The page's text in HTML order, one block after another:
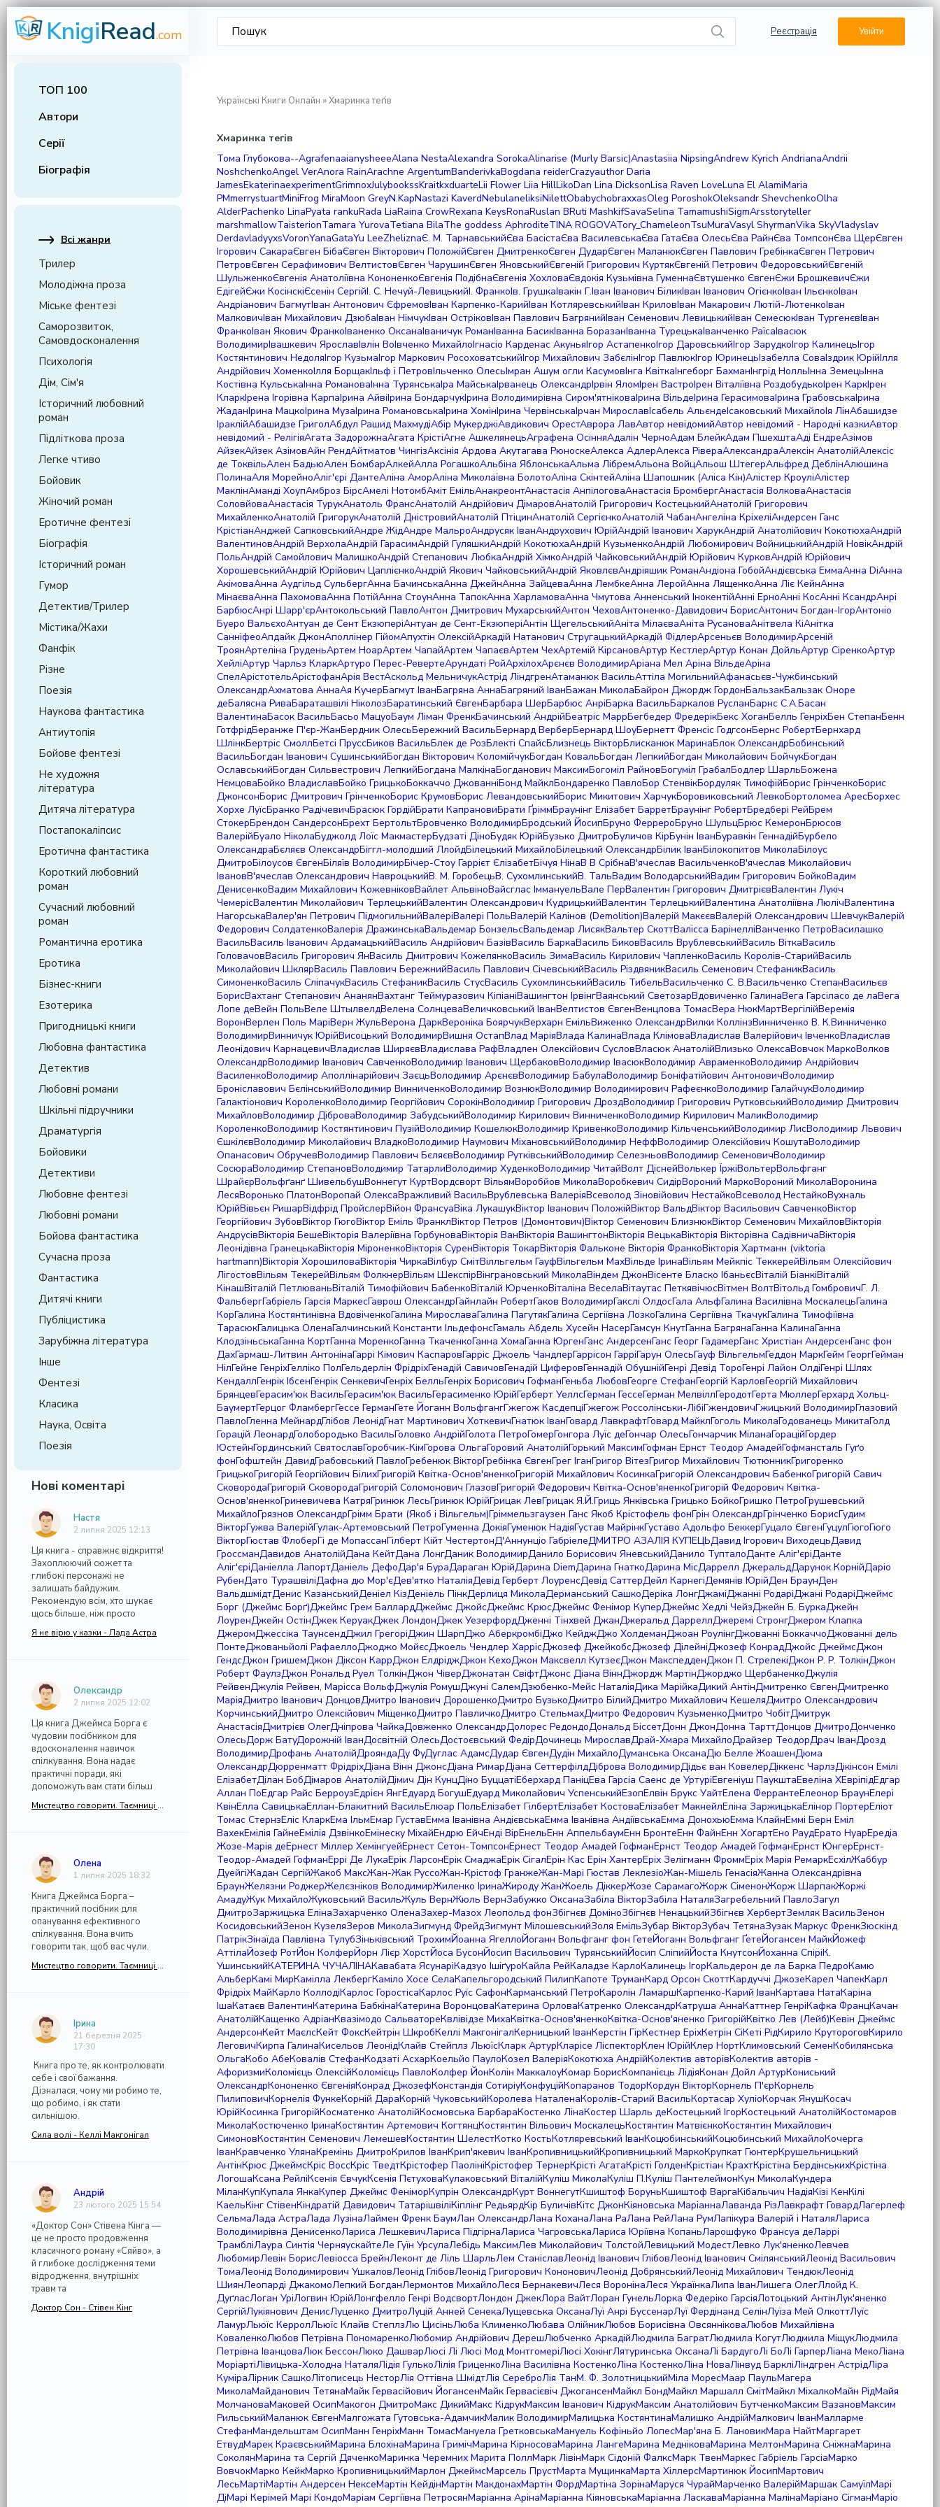
KnigiRead.com Реєстрація Увійти
ТОП 100
Автори
Серії
Біографія
Всі жанри
Трилер
Молодіжна проза
Міське фентезі
Саморозвиток,
Самовдосконалення
Психологія
Дім, Сім'я
Історичний любовний
роман
Підліткова проза
Легке чтиво
Бойовик
Жіночий роман
Еротичне фентезі
Біографія
Історичний роман
Гумор
Детектив/Трилер
Містика/Жахи
Фанфік
Різне
Поезія
Наукова фантастика
Антиутопія
Бойове фентезі
Не художня
література
Дитяча література
Постапокаліпсис
Еротична фантастика
Короткий любовний
роман
Сучасний любовний
роман
Романтична еротика
Еротика
Бізнес-книги
Езотерика
Пригодницькі книги
Любовна фантастика
Детектив
Любовні романи
Шкільні підручники
Драматургія
Бойовики
Детективи
Любовне фентезі
Любовні романи
Бойова фантастика
Сучасна проза
Фантастика
Дитячі книги
Публіцистика
Зарубіжна література
Інше
Фентезі
Класика
Наука, Освіта
Поезія
Нові коментарі
Настя
2 липня 2025 12:13
Ця книга - справжнє відкриття!
Захоплюючий сюжет та
глибокі персонажі не
залишать байдужим.
Рекомендую всім, хто шукає
щось більше, ніж просто
Я не вірю у казки - Лада Астра
Олександр
2 липня 2025 12:02
Ця книга Джеймса Борга є
чудовим посібником для
вдосконалення навичок
спілкування. Вона надає
практичні поради, які
допоможуть вам стати більш
Мистецтво говорити. Таємниці ефективного спілкування - Джеймс Борг (Джеймс Борґ)
Олена
1 липня 2025 18:32
Книга Джеймса Борга –
практичний посібник для
опанування ефективного
спілкування. Вона вчить
говорити так, щоб вас чули.
Мистецтво говорити. Таємниці ефективного спілкування - Джеймс Борг (Джеймс Борґ)
Ірина
21 березня 2025
17:30
Книга про те, як контролювати
себе і свої бажання.
Дізналася, чому ми робимо те,
що робимо, і як стати
сильнішою.
Сила волі - Келлі Макгонігал
Андрій
23 лютого 2025 15:54
«Доктор Сон» Стівена Кінга —
це не просто продовження
класичного роману «Сяйво», а
й глибоке дослідження теми
відродження, внутрішніх
травм та
Доктор Сон - Стівен Кінг
Українські Книги Онлайн » Хмаринка теґів
Хмаринка тегів
Тома Глубокова--AgrafenaaianysheeeAlana NestaAlexandra SorokaAlinarise (Murly Barsic)Anastasiia NipsingAndrew Kyrich AndrianaAndrii
NoshchenkoAngel VerAnora RainArachne ArgentumBanderivkaBogdana reiderCrazyauthor Daria
JamesEkaterinaexperimentGrimnoxJulybookssKraitkxduarteLii Flower Liia HillLikoDan Lina DicksonLisa Raven LoveLuna El AlamiMaria
PMmerrystuartMiniFrog MiraMoon GreyN.KapNastazi KaverdNebulaneliksiNilettObabychobraxxasOleg PoroshokOleksandr ShevchenkoOlha
AlderPachenko LinaPyata rankuRada LiaRaina CrowRexana KeysRonaRuslan BRuti MashkifSavaSelina TamamushiSigmArsstoryteller
marshmallowTaisterionTamara YurovaTetiana BilaThe goddess AphroditeTINA ROGOVATory_ChameleonTsuMuraVasyl ShyrmanVika SkyVladyslav
DerdavladyyxsVoronYanaGataYu LeeZheliznaЄ. М. ТарнавськийЄва БасістаЄва ВасилевськаЄва ГатаЄва ОлесьЄва РайнЄва ТомпсонЄва ЩерЄвген
Ігорович СакараЄвген БібаЄвген Вікторович ПоложійЄвген ДмитренкоЄвген ДударЄвген МаланюкЄвген Павлович ГребінкаЄвген Петрович
ПетровЄвген Серафимович ВелтистовЄвген ЧарушинЄвген ЯновськийЄвгеній Григорович КуртякЄвгеній Петрович ФедоровськийЄвгеній
ШульженкоЄвгенія Анатоліївна КононенкоЄвгенія ПодібнаЄвгенія ХохловаЄвдокія Кузьмівна ГуменнаЄвтушенко ЄвгенЄжи БрошкевичЄжи
ЕдігейЄжи КосінскіЄсенін СергійІ. С. Нечуй-ЛевицькийІ. ФранкоІв. ГрушкаІвакін Г.Іван Іванович БіликІван Іванович ОгієнкоІван ІльєнкоІван
Андріанович БагмутІван Антонович ЄфремовІван Карпенко-КарийІван КотляревськийІван КриловІван Макарович Лютій-ЛютенкоІван
МалковичІван Михайлович ДзюбаІван НімчукІван ОстріковІван Павлович БагрянийІван Семенович ЛевицькийІван СемесюкІван ТургенєвІван
ФранкоІван Якович ФранкоІваненко ОксанаІваничук РоманІванна БасикІванна БоразанІванна ТурецькаІванченко РаїсаІвасюк
ВолодимирІвашкевич ЯрославІвлін ВоІвченко МихайлоІгнасіо Карденас АкуньяІгор АстапенкоІгор ДаровськийІгор ЗарудкоІгор КалинецьІгор
Костянтинович НедоляІгор КузьмаІгор Маркович РосоховатськийІгор Михайлович ЗабєлінІгор ПавлюкІгор ЮринецьІзабелла СоваІздрик ЮрійІлля
Андрійович ХоменкоІлля БорщакІльф і ПетровІльченко ОлесьІмран Ашум огли КасумовІнга КвіткаІнгеборг БахманІнгрід НолльІнна ЗемецьІнна
Костівна КульськаІнна РомановаІнна ТурянськаІра МайськаІрванець ОлександрІрвін ЯломІрен ВастроІрен Віталіївна РоздобудькоІрен КаркІрен
КларкІрена Ігорівна КарпаІрина АйвіІрина БондарчукІрина Володимирівна Сиром'ятніковаІрина ВільдеІрина ГерасимоваІрина ГрабовськаІрина
ЖаданІрина МацкоІрина МузаІрина РомановськаІрина ХомінІрина ЧервінськаІрчан МирославІсабель АльєндеІсаковський МихайлоІя ЛінАбашидзе
ІраклійАбашидзе ГриголАбдул Рашид МахмудіАбір МукерджіАвдикович ОрестАврора ЛавАвтор невідомийАвтор невідомий - Народні казкиАвтор
невідомий - РелігіяАгата ЗадорожнаАгата КрістіАгне АшкелянецьАграфена ОсінняАдалін ЧерноАдам БлейкАдам ПшехштаАді ЕндреАзімов
АйзекАйзек АзімовАйн РендАйтматов ЧингізАксінія Ардова Акутагава РюноскеАлекса АдлерАлекса РівераАлександраАлексін АнатолійАлексіс
де ТоквільАлен БадьюАлен БомбарАлкейАлла РогашкоАльбіна ЯблонськаАльма ЛібремАльона ВойцАльош ШтегерАльфред ДеблінАлюшина
ПолинаАля МорейноАліг'єрі ДантеАліна АморАліна Миколаївна БолотоАліна СкінтейАліна Шапошник (Аліса Кін)Алістер КроуліАлістер
МаклінАманді ХоупАмброз БірсАмелі НотомбАміт ЕмільАнакреонтАнастасія АнпілоговаАнастасія БромбергАнастасія ВолковаАнастасія
СоловйоваАнастасія ТурукАнатоль ФрансАнатолій Андрійович ДімаровАнатолій Григорович КостецькийАнатолій Григорович
МихайленкоАнатолій ГригорукАнатолій ДністровийАнатолій ПтіцинАнатолій СергієнкоАнатолій ЧабанАнгеліна КріхеліАндерсен Ганс
КрістіанАнджей СапковськийАндре ЖідАндре МальроАндрусяк ІванАндрухович ЮрійАндрій Іванович ХарукАндрій Анатолійович КокотюхаАндрій
ВалентиновАндрій ВерхолаАндрій ГарасимАндрій ГуляшкиАндрій КокотюхаАндрій КузьменкоАндрій Любомирович ВойницькийАндрій НовікАндрій
ПольАндрій Самойлович МалишкоАндрій Степанович ЛюбкаАндрій ХімкоАндрій ЧайковськийАндрій Юрійович КурковАндрій Юрійович
ХорошевськийАндрій Юрійович ЦаплієнкоАндрій Якович ЧайковськийАндрій ЯковлєвАндріяшик РоманАндіона ГобойАндієвська ЕммаАнна DiАнна
АкімоваАнна Аудгільд СульбергАнна БачинськаАнна ДжейнАнна ЗайцеваАнна ЛембкеАнна ЛеройАнна ЛященкоАнна Ліє КейнАнна
МінаєваАнна ПахомоваАнна ПотійАнна СтоунАнна ТапокАнна ХарламоваАнна Чмутова Анненський ІнокентійАнні ЕрноАнні КосАнні КсандрАнрі
БарбюсАнрі Шарр'єрАнтокольський ПавлоАнтон Дмитрович МухарськийАнтон ЧеховАнтоненко-Давидович БорисАнтонич Богдан-ІгорАнтоніо
Буеро ВальєхоАнтуан де Сент ЕкзюперіАнтуан де Сент-ЕкзюперіАнтін ЩегельськийАніта МілаєваАніта РусановаАнітвела КіАнітка
СанніфеоАпдайк ДжонАполлінер ГійомАпухтін ОлексійАркадій Натанович СтругацькийАркадій ФідлерАрсеньєв ВолодимирАрсеній
ТроянАртеліна ГруденьАртем НоарАртем ЧапайАртем ЧапаєвАртем ЧехАртемiй КiрсановАртур КестлерАртур Конан ДойльАртур СіренкоАртур
ХейліАртур Чарльз КларкАртуро Перес-РевертеАрундаті РойАрхілохАрєнєв ВолодимирАріана Мел Аріна ВільдеАріна
СпелАрістотельАрістофанАрія ВестАскольд МельничукАстрід ЛіндгренАтаманюк ВасильАттіла МогильнийАфанасьєв-Чужбинський
ОлександрАхматова АннаАя КучерБагмут ІванБагряна АннаБагряний ІванБажан МиколаБайрон Джордж ГордонБальзакБальзак Оноре
деБалясна РиваБараташвілі НіколозБаратинський ЄвгенБарбара ШерБарбюс АнріБарка ВасильБаркалов РусланБарнс С.А.Басан
ВалентинаБасок ВасильБасьо МацуоБаум Ліман ФренкБачинський АндрійБеатріс МаррБегбедер ФредерікБекс ХоганБелль ГенріхБен СтепанБенн
ГотфрідБеранже П'єр-ЖанБердник ОлесьБережний ВасильБернард ВерберБернард ШоуБернетт Френсіс ГодгсонБернс РобертБернхард
ШлінкБертріс СмоллБетсі ПруссБиков ВасильБлек де РозБлекті СпайсБлизнець ВікторБлисканюк МаринаБлок ОлександрБобинський
ВасильБогдан Іванович СушинськийБогдан Вікторович КоломійчукБогдан КовальБогдан ЛепкийБогдан Миколайович БойчукБогдан
ОславськийБогдан Сильвестрович ЛепкийБогдана МалкінаБогданович МаксимБогоміл РайновБогуміл ГрабалБодлер ШарльБожена
НємцоваБойко ВладиславБойко ГрицькоБоккаччо ДжованніБонд МайклБондаренко ПавлоБор СтенвікБордуляк ТимофійБорис ГрінченкоБорис
ДжонсонБорис Дмитрович ГрінченкоБорис КрумовБорис ЛевандовськийБорис Микитович ХарчукБоровиковський ЛевкоБортоломеа АресБорхес
Хорхе ЛуїсБранко РадічевичБрасюк ГордійБрати КапрановиБрати ҐріммБраунінг Елізабет БарретБраунінг РобертБредбері РейБрем
СтокерБрендон СандерсонБрехт БертольтБровченко ВолодимирБродський ЙосипБруно ФеррероБруно ШульцБрюс КемеронБрюсов
ВалерійБуало НіколаБуджолд Лоїс МакмастерБудзаті ДіноБудяк ЮрійБузько ДмитроБуличов КірБунін ІванБуравкін ГеннадійБурбело
ОлександраБєляєв ОлександрБіггл-молодший ЛлойдБілецький МихайлоБілецький ОлександрБілик ІванБілокопитов МиколаБілоус
ДмитроБілоусов ЄвгенБіляїв ВолодимирБічер-Стоу Гаррієт ЄлізабетБічуя НінаВ В СрібнаВ'ячеслав ВасильченкоВ'ячеслав Миколайович
ІвановВ'ячеслав Олександрович НавроцькийВ. М. ГоробецьВ. СухомлинськийВ. ТальВадим ВолодарськийВадим Григорович БойкоВадим
ДенисенкоВадим Михайлович КожевніковВайлет АльвіноВайсглас ІммануельВале ПерВалентин Григорович ДмитрієвВалентин Лукіч
ЧемерісВалентин Миколайович ТерлецькийВалентин Олександрович КудрицькийВалентин ТерлецькийВалентина Анатоліївна ЛюлічВалентина
НагорськаВалер'ян Петрович ПідмогильнийВалеріВалері ПольВалерій Калінов (Demolition)Валерій МакєєвВалерій Олександрович ШевчукВалерій
Федорович СолдатенкоВалерія ДражинськаВальдемар БонзельсВальдемар ЛисякВальтер СкоттВалісса БарінелліВанченко ПетроВасилашко
ВасильВасиль Іванович АрдамацькийВасиль Андрійович БазівВасиль БаркаВасиль БиковВасиль ВрублевськийВасиль ВіткаВасиль
ГоловачовВасиль Григорович ЯнВасиль Дмитрович КожелянкоВасиль ЗимаВасиль Кирилович ЧапленкоВасиль Королів-СтарийВасиль
Миколайович ШклярВасиль Павлович БережнийВасиль Павлович СічевськийВасиль РіздвяникВасиль Семенович СтефаникВасиль
СимоненкоВасиль СліпачукВасиль СтефаникВасиль СтусВасиль СухомлинськийВасиль ТибельВасильченко С. В.Васильченко СтепанВасильєв
БорисВахтанг Степанович АнанянВахтанг Теймуразович КіпіаніВашингтон ІрвінгВаянський СветозарВдовиченко ГалинаВега Гарсіласо де лаВега
Лопе деВейн ПольВеле ШтылвелдВелена СолнцеваВеличковський ІванВелтистов ЄвгенВенцлова ТомасВера НюкМартВергілійВеремія
ВоронВерлен Поль МаріВерн ЖульВерона ДаркВероніка БоярчукВерхарн ЕмільВиженко ОлександрВилки КоллінзВинниченко В. К.Винниченко
ВолодимирВинничук ЮрійВисоцький ВолодимирВишня ОстапВлад МаріяВлада КалинаВлада КлімоваВладислав Валерійович ІвченкоВладислав
Леонідович КарнацевичВладислав ШиряєвВладислава РафВладлен Олексійович СусловВласюк АнатолійВлизько ОлексаВовчок МаркоВолков
ОлександрВолодимир Іванович СавченкоВолодимир Іванович ЩербаковВолодимир ІвасюкВолодимир АвраменкоВолодимир Андрійович
ВасиленкоВолодимир Аполлінарійович ЗаєцьВолодимир АрєнєвВолодимир БабулаВолодимир Боніфатійович АнтоновичВолодимир
Броніславович БєлінськийВолодимир ВинниченкоВолодимир ВознюкВолодимир Володимирович РафеєнкоВолодимир ГалайчукВолодимир
Галактіонович КороленкоВолодимир Георгійович СорокінВолодимир Григорович ДроздВолодимир Григорович РутковськийВолодимир Дмитрович
МихайловВолодимир ДіброваВолодимир ЗабудськийВолодимир Кирилович ВинниченкоВолодимир Кирилович МаликВолодимир
КороленкоВолодимир Костянтинович ПузійВолодимир КошелюкВолодимир КривенкоВолодимир КільченськийВолодимир ЛисВолодимир Львович
ЄшкілєвВолодимир Миколайович ВладкоВолодимир Наумович МіхановськийВолодимир НеффВолодимир Олексійович КошутаВолодимир
Опанасович ОбручевВолодимир Павлович БєляєвВолодимир РутківськийВолодимир СелезньовВолодимир СеменовичВолодимир
СосюраВолодимир СтепановВолодимир ТатарлиВолодимир ХуденкоВолодимир ЧитайВолт ДіснейВолькер ЇржіВольтерВольфганг
ШрайєрВольфґанґ ШивельбушВоннегут КуртВордсворт ВільямВоробйов МиколаВоробкевич СидірВороний МаркоВороний МиколаВоронина
ЛесяВоронько ПлатонВоропай ОлексаВражливий ВасильВрублевська ВалеріяВсеволод Зіновійович НестайкоВсеволод НестайкоВухналь
ЮрійВівьєн РишарВідфрід ПройслерВійон ФрансуаВіка ЛукашукВіктор Іванович ПоложійВіктор ВальдВіктор Васильович СавченкоВіктор
Георгійович ЗубовВіктор ГюгоВіктор Еміль ФранклВіктор Петров (Домонтович)Віктор Семенович БлизнюкВіктор Семенович МихайловВікторія
АндрусівВікторія БешеВікторія Валеріївна ГорбуноваВікторія ВанВікторія ВашингтонВікторія ВецькаВікторія Вікторівна СадівничаВікторія
Леонідівна ГранецькаВікторія МіроненкоВікторія СуренВікторія ТокарВікторія Фальконе Вікторія ФранкоВікторія Хартманн (viktoria
hartmann)Вікторія ХорошиловаВікторія ЧиркаВілбур СмітВілльгельм ГауфВільгельм МахВільде ІринаВільям Мейкпіс ТеккерейВільям Олексійович
ЛігостовВільям ТекерейВільям ФолкнерВільям ШекспірВінграновський МиколаВіндем ДжонВісенте Бласко ІбаньєсВіталій БіанкіВіталій
КінашВіталій ПетлюваньВіталій Тимофійович БабенкоВіталій ЮрченкоВіталіна ВеселаВітаутас ПеткявічюсВітмен ВолтВітольд ГомбровичГ. Л.
ФальбергГабріель Гарсія МаркесГаврош ОлександрГайнлайн РобертГаков ВолодимирГакслі ОлдосГала АльфГалина Василівна МоскалецьГалина
КорГалина Костянтинівна ВдовіченкоГалина МирославаГалина ПагутякГалина Сергіївна ЛозкоГалина Сергіївна ТкачукГалина Тимофіївна
ТарасюкГалицька ОленаГалчинський Константи ІльдефонсГамаль Абдель Хусейн НасерГамсун КнутГанна БагрянаГанна КалинаГанна
КлодзіньськаГанна КортГанна МоренкоГанна ТкаченкоГанна ХомаГанна ЮргенГанс АндерсенГанс Георг ГадамерГанс Христіан АндерсенГанс фон
ДахГармаш-Литвин АнтонінаГаррі Кімович КаспаровГарріс Джоель ЧандлерГаррісон ГарріГарун ОлесьГауф ВільгельмГеддон МаркГейм ГеоргГейман
НілГейне ГенріхГелліко ПолГельдерлін ФрідріхГенадій СавичовГенадій ЦиферовГеннадій ОбушнійГенрі Девід ТороГенрі Лайон ОлдіГенрі Шлях
КендаллГенрік ІбсенГенрік СенкевичГенріх БелльГенріх Борисович ГофманГеньба ЛюбовГеорге СтефанГеоргій КарловГеоргій Михайлович
БрянцевГерасим'юк ВасильГерасим'юк ВасильГерасименко ЮрійГерберт УеллсГерман ГессеГерман МелвіллГеродотГерта МюллерГерхард Хольц-
БаумертГерцог ФламбергГессе ГерманГете Йоганн ВольфгангГжегож КасдепціГжегож Россолінськи-ЛібіГжендовичГжицький ВолодимирГлазовий
ПавлоГленна МейнардГлібов ЛеонідГнат Мартинович ХоткевичГнатюк ІванГовард ЛавкрафтГовард МайклГоголь МиколаГодованець МикитаГолд
Горацій ЛеонардГолобородько ВасильГоловко АндрійГолота ПетроГомерГонгора Луїс деГончар ОлесьГончарчик МіланаГораційГордер
ЮстейнГординський СвятославГоробчик-КімГорова ОльгаГоровий АнатолійГорький МаксимГофман Ернст Теодор АмадейГофмансталь Гуґо
фонГофштейн ДавидГрабовський ПавлоГребенюк ВікторГребінка ЄвгенГрег ІганГригор ВітезГригор Михайлович ТютюнникГригоренко
ГрицькоГригорій Георгійович БілихГригорій Квітка-Основ'яненкоГригорій Михайлович КосинкаГригорій Олександрович БабенкоГригорій Савич
СковородаГригорій СковородаГригорій Соломонович ГлазовГригорій Федорович Квітка-Основ'яненкоГригорій Федорович Квітка-
Основ'яненкоГриневичева КатряГринюк ЛесьГринюк ЮрійГрицак ЛевГрицак Я.Й.Гриць Янківська Грицько БойкоГришко ПетроГрушевський
МихайлоГрязнов ОлександрГрімм Брати (Якоб і Вільгельм)Гріммельзгаузен Ганс Якоб Крістофель фонГрін ОлександрГрінченко БорисГудим
ВікторГужва ВалерійГулак-Артемовський ПетроГуменна ДокіяГуменюк НадіяГустав МайрінкГуставо Адольфо БеккерГуцало ЄвгенГуцулГюгоГюго
ВікторГюстав ФлоберГі де МопассанГілберт Кійт ЧестертонД'Аннунціо ГабріелеДМИТРО АЗАЛІЯ КУПЕЦЬДавид Ігорович ВиходецьДавид
ГроссманДавидов АнатолійДана КейтДана ЛонгДаник ВолодимирДанило Борисович ЯневськийДанило ТупталоДанте Аліг'єріДанте
Аліг'єріДаніелла ЛапортДаніель ДефоДар'я БураДараган ЮрійДарина DiemДарина ГнаткоДарина МісДаррелл ДжеральдДарунок КорнійДаріо
РубенДато ТурашвіліДафна дю Мор'єДев'ятко НаталіяДевід Герберт ЛоуренсДевід СаттерДейл КарнегіДемянів ЮрійДен БраунДен
ВальдшмідтДенис КазанськийДеніел КізДеніель ПінкДерлиця МиколаДерманський СашкоДеріка ЛонгДжаміДжанні РодаріДжані РодаріДжеймс
Борг (Джеймс Борґ)Джеймс Грем БаллардДжеймс ДжойсДжеймс КрюсДжеймс Фенімор КуперДжеймс Хедлі ЧейзДжейн Б. БуркаДжейн
ЛоуренДжейн ОстінДжек КеруакДжек ЛондонДжек УезерфордДженні Тінхвей ДжанДжеральд ДарреллДжеремі СтронгДжером Клапка
ДжеромДжессіка ТаунсендДжил ГрегоріДжин ШарпДжо АберкромбіДжо КейджДжо ХолдеманДжоан РоулінгДжованні БоккаччоДжованні дель
ПонтеДжованьйолі РафаеллоДжоджо МойєсДжоель Чендлер ХаррісДжозеф ДжейкобсДжозеф ДілейніДжозеф КонрадДжойс ДжеймсДжон
ГендсДжон ГришемДжон Діксон КаррДжон ЕлдріджДжон КехоДжон Максвелл КутзеєДжон МакспедденДжон П. СтрелекіДжон Р. Р. ТолкінДжон
Роберт ФаулзДжон Рональд Руел ТолкінДжон ЧіверДжонатан СвіфтДжонс Діана ВіннДжордж МартінДжорджо ЩербаненкоДжулія
РейвенДжулія Рейвен, Марісса ВольфДжулія РомушДжуні СалемДзюбенко-Мейс НаталіяДика МарійкаДикий АнтінДмитренко ЄвгенДмитренко
МаріяДмитро Іванович ДонцовДмитро Іванович ДорошенкоДмитро БузькоДмитро БілийДмитро Михайлович КешеляДмитро Олександрович
КорчинськийДмитро Олексійович МіщенкоДмитро ПавличкоДмитро СтельмахДмитро Федорович КузьменкоДмитро ЧобітДмитрук
АнастасіяДмитрієв ОлегДніпрова ЧайкаДовженко ОлександрДолорес РедондоДональд БіссетДонн ДжонДонна ТарттДонцов ДмитроДонченко
ОлесьДорж БатуДорожній ІванДосвітній ОлесьДостоєвський ФедірДочинець МирославДрай-Хмара МихайлоДрайзер ТеодорДрач ІванДрозд
ВолодимирДрофань АнатолійДрояндаДу ФуДуглас АдамсДудар ЄвгенДудін МихайлоДуманська ОксанаДю Белле ЖоашенДюма
ОлександрДюрренматт ФрідріхДіана Вінн ДжонсДіана РимарДіана СеттерфілдДіброва ВолодимирДідьє ван КовелерДіккенс ЧарлзДікінсон Емілі
ЕлізабетДілан БобДімаров АнатолійДімич Дін КунцДіно БуццатіЕберхард ПаніцЕва Гарсіа Саенс де УртуріЕвгеніуш ПаукштаЕвеліна XЕвріпідЕдгар
Аллан ПоЕдгар Райс БерроузЕдрієн ЯнгЕдуард БогушЕдуард Миколайович УспенськийЕзопЕлвін Брукс УайтЕлена ФеррантеЕлеонор БраунЕлері
КвінЕлла СавицькаЕллан-Блакитний ВасильЕлюар ПольЕлізабет ГілбертЕлізабет КостоваЕлізабет МакнейлЕліна ЗаржицькаЕлінор ПортерЕліот
Томас СтернзЕліс КларкЕма ІльмЕмар ГуставЕмма Іванівна АндієвськаЕмма Іванівна АндіївськаЕмма ДонохьюЕмма КлайнЕммі Берн Еміл
ВахекЕмілія ГайнеЕмілія ДзвінкоЕмінеску МіхайЕндрю ЕйчЕнді ВірЕнельЕнн АппельбаумЕнн БронтеЕнн ФайнЕнн ХогартЕно РаудЕрато НуарЕредіа
Жозе-Марія деЕрнест Міллер ХемінгуейЕрнест Сетон-ТомпсонЕрнест Теодор Амадей ГофманЕрнст Теодор Амадей ГофманЕрнст ЮнгерЕрнст-
Теодор-Амадей ГофманЕррі Де ЛукаЕрік ЛарсонЕрік СмаджаЕрік СігалЕрін Кас Ерін ХантерЕріх Зелігманн ФроммЕріх Марія РемаркЕсхілЖаббур
ДуейгіЖадан СергійЖакоб МаксЖан-Жак РуссоЖан-Крістоф ГранжеЖан-Марі Гюстав ЛеклезіоЖан-Мішель ГенасіяЖанна Олександрівна
БраунЖелязни РоджерЖелєзніков ВолодимирЖиленко ІринаЖироду ЖанЖоель ДіккерЖозе СарамагоЖорж СіменонЖорж ШарпакЖоржі
АмадуЖук МихайлоЖуковський ВасильЖуль ВернЖюль ВернЗабужко ОксанаЗабіла ВікторЗабіла НаталяЗагребельний ПавлоЗагул
ДмитроЗаржицька ЕлінаЗахарченко ОленаЗахер-Мазох Леопольд фонЗбігнєв ДоміноЗбігнєв НенацькийЗбігнєв ХербертЗемляк ВасильЗенон
КосидовськийЗенон КузеляЗеров МиколаЗигмунд ФрейдЗигмунт МілошевськийЗоля ЕмільЗубар ВікторЗубач ТетянаЗузак Маркус ФренкЗюскінд
ПатрікЗінаїда Павлівна ТулубЗіньківський ТрохимЙоанна ЯгеллоЙоганн Вольфганг фон ГетеЙоганн Вольфганг ҐетеЙогансен МайкЙожеф
АттілаЙозеф РотЙон КолферЙорн Лієр ХорстЙоса БусонЙосип Васильович ТурянськийЙосип СліпийЙоста КнутсонЙоханна СпіріК.
УшинськийКАТЕРИНА ЧУЧАЛІНАКавабата ЯсунаріКадзуо ІшіґуроКайла РейКаладзе КарлоКалинець ІгорКальдерон де ла Барка ПедроКамю
АльберКамі МирКамілла ЛекбергКаміло Хосе СелаКапельгородський ПилипКапоте ТруманКард Орсон СкоттКардуччі ДжозеКарел ЧапекКарл
Фрідріх МайКарло КоллодіКарлос ГоростісаКарлос Руїс СафонКарманський ПетроКаролін ЛамаршКарпенко-Карий ІванКартава НатаКаріна
ІшаКатаєв ВалентинКатерина БабкінаКатерина ВоронцоваКатерина ОрловаКатренко ОлександрКатруша АннаКаттнер ГенріКафка ФранцКачан
АнатолійКащенко АдріанКвазімодо СальватореКвлівідзе МихаКвітка-Основ'яненкоКвітка-Основ'яненко ГригорійКвітко Лев (Лейб)Кевін Джеймс
АндерсонКейт МаєлсКейт ФоксКейтрін ШкробКеллі МакгонігалКерницький ІванКерстін ГірКестнер ЕріхКетрін СіКеті РідКирило КрутороговКирило
ЛеговичКирпа ГалинаКисельов ЛеонідКлайв Стейплз ЛьюїсКларк АртурКларісе ЛіспекторКлен ЮрійКлер НортКлимовський СеменКобилянська
ОльгаКобо АбеКовалів СтефанКодзаті АсхарКоельйо ПаулоКозел ВалеріяКокотюха АндрійКолектив авторівКолектив авторів -
АфоризмиКоломієць ОлексійКоломієць ПавлоКолфер ЙонКолін МаккалоуКомар БорисКомпанієць ЛідіяКонан Дойл АртурКониський
ОлександрКононенко ЄвгеніяКонрад ДжозефКонстандія СотиріуКонфуційКопаранов ТодорКордун ВікторКорнель П'єрКорнель
ПилиповичКорнелія ФункеКорній ДараКорній ЧуковськийКоролева НаталенаКоролів-Старий ВасильКортасар ХуліоКорчак ЯнушКосач
ЮрійКосинка ГригорійКосматенко АнатолійКосмовська БарбараКостенко ЛінаКостер Шарль деКостецький ІгорКостецький АнатолійКостомаров
МиколаКостюченко ІринаКостянтин Артемович КогтянцКостянтин Вільович МоскалецьКостянтин МатвієнкоКостянтин Михайлович
СимоновКостянтин Семенович ЛемешевКостянтин ШелестКотко КостьКотляревський ІванКоцюбинськийКоцюбинський МихайлоКочерга
ІванКравченко УлянаКремінь ДмитроКрилов ІванКрип'якевич ІванКропивницькийКропивницький МаркоКрупкат ГюнтерКрушельницький
АнтінКрюс ДжеймсКріс ВоссКріс ТведтКрістофер ПаолініКрістофер ТернерКрісті АгатаКрісті ГолденКрістіан КрахтКрістіна БердінськихКрістіна
ЛогошаКсана РейліКсенія ЄвчукКсенія ПєтуховаКулаковський ВіталійКуліш МиколаКуліш П.Куліш ПантелеймонКун МиколаКундера
МіланКупКупала ЯнкаКупер Джеймс ФеніморКупрін ОлександрКурт ВоннегутКшиштоф БоруньКшиштоф ВаргаКібальчич НадіяКізі КенКілі
КаельКінг СтівенКіндратій Давидович ТатарішвіліКіплінг РедьярдКір БуличівКітс ДжонКіяновська МаріаннаЛаванда РізЛавкрафт ГовардЛагерлеф
СельмаЛада АстраЛада ЛузінаЛаймен Френк БаумЛан ОлександрЛана КоханаЛана РаЛана РейЛана РумЛапікура Валерій і НаталяЛариса
Володимирівна ДенисенкоЛариса ЛешкевичЛариса ПідгірнаЛариса ЧагровськаЛариса Юріївна КопаньЛарошфуко Франсуа деЛаррі
ТрамбліЛаура Синтія ЧерняускайтеЛе Гуїн УрсулаЛебідь МаксимЛев Миколайович ТолстойЛевицький МодестЛевко Лук'яненкоЛевчев
ЛюбомирЛевін БорисЛевіосса БрейнЛеконт де Ліль ШарльЛем СтаніславЛеонід Іванович ГлібовЛеонід Іванович СмілянськийЛеонід Васильович
ТомаЛеонід Володимирович УшкаловЛеонід ГлібовЛеонід Григорович КононовичЛеонід ДобрянськийЛеонід Михайлович ТендюкЛеонід
ШиянЛеопарді ДжакомоЛепкий БогданЛермонтов МихайлоЛеся БернакевичЛеся ВоронінаЛеся УкраїнкаЛипа ІванЛишега ОлегЛлойд К.
ДуґласЛоган УріЛогвин ЮрійЛонгфелло Генрі ВодсвортЛондон ДжекЛора ВайтЛоран ГунельЛорка Федеріко ГарсіяЛотоцький АнтінЛук'яненко
СергійЛукіянович ДенисЛуценко ДмитроЛуцій Анней СенекаЛущевська ОксанаЛуї Анрі БуссенарЛуї Фердінанд СелінЛуїза Мей ОлкоттЛуїс
ЛамурЛьюїс КерролЛьюїс Клайв СтеплзЛю ЦисіньЛюба КлименкоЛюбава ОлійникЛюбов Борисівна ОвсянніковаЛюбов Михайлівна
КоваленкоЛюбов Петрівна ПономаренкоЛюбомир Андрійович ДерешЛюбченко АркадійЛюдмила БагратЛюдмила КогутЛюдмила МіщукЛюдмила
Петрівна ІванцоваЛюк БессонЛюко ДашварЛюсі Лі Люсі Мод МонтгомеріЛюсі ХокінгЛятуринська ОксанаЛі БардугоЛі БоЛі ГарперЛіана МекоЛіана
МоріартіЛівицька-Холодна НаталяЛідія ГулькоЛілія ГриценкоЛіна Василівна КостенкоЛіна КостенкоЛіна НоваЛінвуд БаркліЛіндгрен АстрідЛіра
КуміраЛірник СашкоЛітописець НесторЛія Оттівна ШмідтЛія СереброЛія ТанМ. Ф. ЗолотницькийМiла МоресМаар ПаульМагера
МиколаМайданович ТетянаМайк Гервасійович ЙогансенМайк Гервасієвіч ДжогансенМайкл БондМайкл Маршалл СмітМайкл МіхалкоМайн РідМайя
МолчановаМаковей ОсипМакогон ДмитроМакс ДикийМакс КідрукМаксим Іванович КідрукМаксим Анатолійович БутченкоМаксим ВазановМаксим
РильськийМаланюк ЄвгенМалгожата Гутовська-АдамчикМалик ВолодимирМалицька КостянтинаМалишко АндрійМалкович ІванМалларме
СтефанМандельштам ОсипМанн ГенріхМанн ТомасМануела ГретковськаМануель Кофіньйо ЛопесМар'яна Б. ЛановикМара НайтМаргарет
ЕтвудМарек КраєвськийМарина БлохінаМарина ГримічМарина КірносоваМарина ЛангеМарина МедніковаМарина МелтонМарина СніжнаМарина
СоколянМарина та Сергій ДяченкоМаринка Черемних Марита ПоллМарк ЛівінМарк Сідоній ФалксМарк ТвенМаркес Габріель ГарсіаМарко
ВовчокМарко КейкМарко КропивницькийМарлон ДжеймсМарсель ПрустМарта МущинкаМарта ХіллерсМартинюк ЙосипМартович
ЛесьМартіМартін Андерсен НексеМартін КейдінМартін МакдонахМартін ФордМартіна ЗорінаМаруся ЧурайМарченко ВалерійМаршак СамуїлМарі
ДіМарі Керімей Марі КондоМаріам Сергіївна ПетросянМаріанна АрінаМаріанна КіяновськаМаріанна ЛаскаваМаріанна МалінаМаріано СігманМаріо